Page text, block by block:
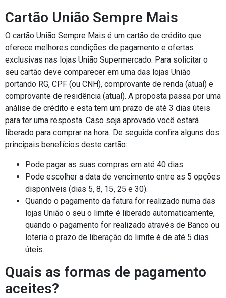
Cartão União Sempre Mais
O cartão União Sempre Mais é um cartão de crédito que
oferece melhores condições de pagamento e ofertas
exclusivas nas lojas União Supermercado. Para solicitar o
seu cartão deve comparecer em uma das lojas União
portando RG, CPF (ou CNH), comprovante de renda (atual) e
comprovante de residência (atual). A proposta passa por uma
análise de crédito e esta tem um prazo de até 3 dias úteis
para ter uma resposta. Caso seja aprovado você estará
liberado para comprar na hora. De seguida confira alguns dos
principais benefícios deste cartão:
Pode pagar as suas compras em até 40 dias.
Pode escolher a data de vencimento entre as 5 opções
disponíveis (dias 5, 8, 15, 25 e 30).
Quando o pagamento da fatura for realizado numa das
lojas União o seu o limite é liberado automaticamente,
quando o pagamento for realizado através de Banco ou
loteria o prazo de liberação do limite é de até 5 dias
úteis.
Quais as formas de pagamento
aceites?